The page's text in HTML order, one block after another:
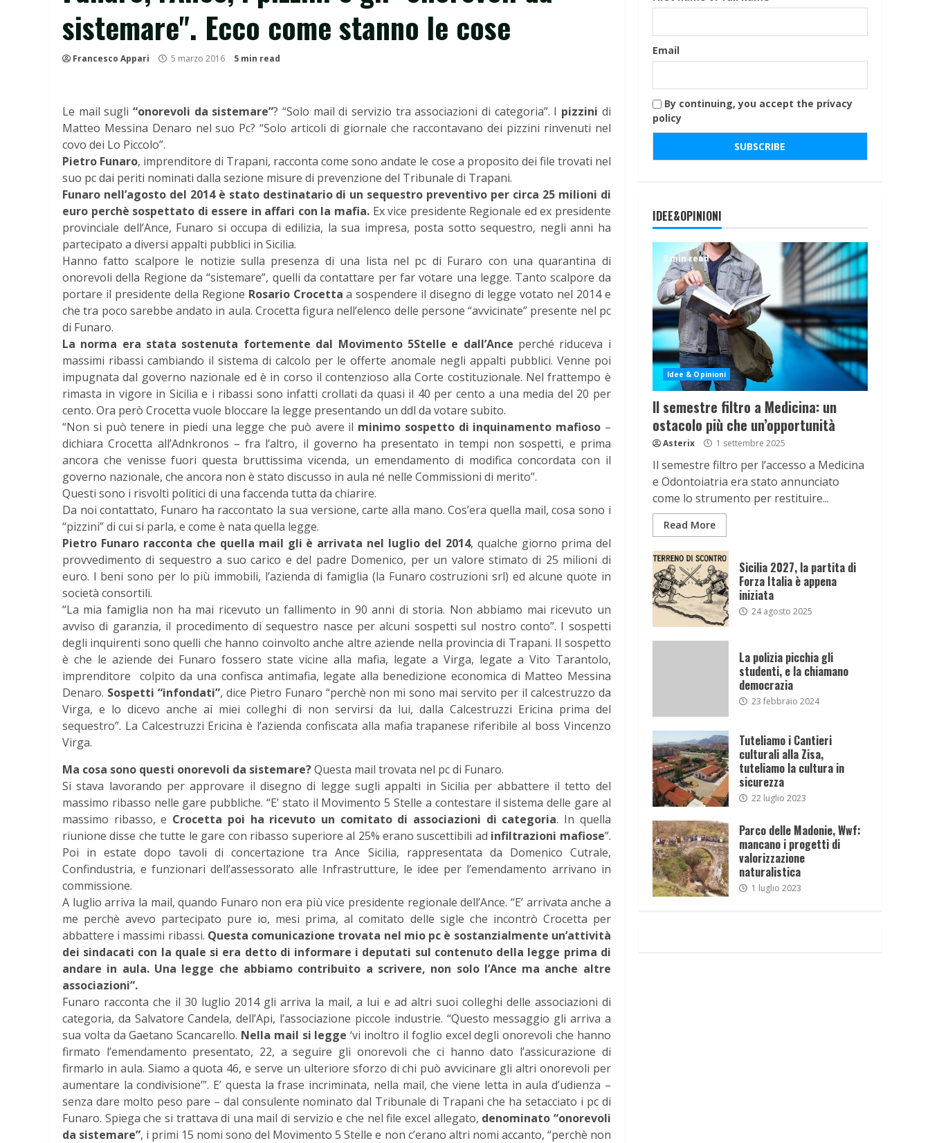
sistemare". Ecco come stanno le cose
Francesco Appari 5 marzo 2016 5 min read
Le mail sugli“onorevoli da sistemare”? “Solo mail di servizio tra associazioni di categoria”. I pizzini di
Matteo Messina Denaro nel suo Pc? “Solo articoli di giornale che raccontavano dei pizzini rinvenuti nel
covo dei Lo Piccolo”.
Pietro Funaro, imprenditore di Trapani, racconta come sono andate le cose a proposito dei file trovati nel
suo pc dai periti nominati dalla sezione misure di prevenzione del Tribunale di Trapani.
Funaro nell’agosto del 2014 è stato destinatario di un sequestro preventivo per circa 25 milioni di
euro perchè sospettato di essere in affari con la mafia.Ex vice presidente Regionale ed ex presidente
provinciale dell’Ance, Funaro si occupa di edilizia, la sua impresa, posta sotto sequestro, negli anni ha
partecipato a diversi appalti pubblici in Sicilia.
Hanno fatto scalpore le notizie sulla presenza di una lista nel pc di Furaro con una quarantina di
onorevoli della Regione da “sistemare”, quelli da contattare per far votare una legge. Tanto scalpore da
portare il presidente della Regione Rosario Crocetta a sospendere il disegno di legge votato nel 2014 e
che tra poco sarebbe andato in aula. Crocetta figura nell’elenco delle persone “avvicinate” presente nel pc
di Funaro.
La norma era stata sostenuta fortemente dal Movimento 5Stelle e dall’Ance perché riduceva i
massimi ribassi cambiando il sistema di calcolo per le offerte anomale negli appalti pubblici. Venne poi
impugnata dal governo nazionale ed è in corso il contenzioso alla Corte costituzionale. Nel frattempo è
rimasta in vigore in Sicilia e i ribassi sono infatti crollati da quasi il 40 per cento a una media del 20 per
cento. Ora però Crocetta vuole bloccare la legge presentando un ddl da votare subito.
“Non si può tenere in piedi una legge che può avere il minimo sospetto di inquinamento mafioso –
dichiara Crocetta all’Adnkronos – fra l’altro, il governo ha presentato in tempi non sospetti, e prima
ancora che venisse fuori questa bruttissima vicenda, un emendamento di modifica concordata con il
governo nazionale, che ancora non è stato discusso in aula né nelle Commissioni di merito”.
Questi sono i risvolti politici di una faccenda tutta da chiarire.
Da noi contattato, Funaro ha raccontato la sua versione, carte alla mano. Cos’era quella mail, cosa sono i
“pizzini” di cui si parla, e come è nata quella legge.
Pietro Funaro racconta che quella mail gli è arrivata nel luglio del 2014, qualche giorno prima del
provvedimento di sequestro a suo carico e del padre Domenico, per un valore stimato di 25 milioni di
euro. I beni sono per lo più immobili, l’azienda di famiglia (la Funaro costruzioni srl) ed alcune quote in
società consortili.
“La mia famiglia non ha mai ricevuto un fallimento in 90 anni di storia. Non abbiamo mai ricevuto un
avviso di garanzia, il procedimento di sequestro nasce per alcuni sospetti sul nostro conto”. I sospetti
degli inquirenti sono quelli che hanno coinvolto anche altre aziende nella provincia di Trapani. Il sospetto
è che le aziende dei Funaro fossero state vicine alla mafia, legate a Virga, legate a Vito Tarantolo,
imprenditore colpito da una confisca antimafia, legate alla benedizione economica di Matteo Messina
Denaro. Sospetti “infondati”, dice Pietro Funaro “perchè non mi sono mai servito per il calcestruzzo da
Virga, e lo dicevo anche ai miei colleghi di non servirsi da lui, dalla Calcestruzzi Ericina prima del
sequestro”. La Calcestruzzi Ericina è l’azienda confiscata alla mafia trapanese riferibile al boss Vincenzo
Virga.
Ma cosa sono questi onorevoli da sistemare?Questa mail trovata nel pc di Funaro.
Si stava lavorando per approvare il disegno di legge sugli appalti in Sicilia per abbattere il tetto del
massimo ribasso nelle gare pubbliche. “E’ stato il Movimento 5 Stelle a contestare il sistema delle gare al
massimo ribasso, e Crocetta poi ha ricevuto un comitato di associazioni di categoria. In quella
riunione disse che tutte le gare con ribasso superiore al 25% erano suscettibili ad infiltrazioni mafiose”.
Poi in estate dopo tavoli di concertazione tra Ance Sicilia, rappresentata da Domenico Cutrale,
Confindustria, e funzionari dell’assessorato alle Infrastrutture, le idee per l’emendamento arrivano in
commissione.
A luglio arriva la mail, quando Funaro non era più vice presidente regionale dell’Ance. “E’ arrivata anche a
me perchè avevo partecipato pure io, mesi prima, al comitato delle sigle che incontrò Crocetta per
abbattere i massimi ribassi. Questa comunicazione trovata nel mio pc è sostanzialmente un’attività
dei sindacati con la quale si era detto di informare i deputati sul contenuto della legge prima di
andare in aula. Una legge che abbiamo contribuito a scrivere, non solo l’Ance ma anche altre
associazioni”.
Funaro racconta che il 30 luglio 2014 gli arriva la mail, a lui e ad altri suoi colleghi delle associazioni di
categoria, da Salvatore Candela, dell’Api, l’associazione piccole industrie. “Questo messaggio gli arriva a
sua volta da Gaetano Scancarello. Nella mail si legge‘vi inoltro il foglio excel degli onorevoli che hanno
firmato l’emendamento presentato, 22, a seguire gli onorevoli che ci hanno dato l’assicurazione di
firmarlo in aula. Siamo a quota 46, e serve un ulteriore sforzo di chi può avvicinare gli altri onorevoli per
aumentare la condivisione’”. E’ questa la frase incriminata, nella mail, che viene letta in aula d’udienza –
senza dare molto peso pare – dal consulente nominato dal Tribunale di Trapani che ha setacciato i pc di
Funaro. Spiega che si trattava di una mail di servizio e che nel file excel allegato, denominato “onorevoli
da sistemare”, i primi 15 nomi sono del Movimento 5 Stelle e non c’erano altri nomi accanto, “perchè non
Email
By continuing, you accept the privacy
policy
IDEE&OPINIONI
2 min read
Idee & Opinioni
Il semestre filtro a Medicina: un
ostacolo più che un’opportunità
Asterix 1 settembre 2025
Il semestre filtro per l’accesso a Medicina
e Odontoiatria era stato annunciato
come lo strumento per restituire...
Read More
Sicilia 2027, la partita di
Forza Italia è appena
iniziata
24 agosto 2025
La polizia picchia gli
studenti, e la chiamano
democrazia
23 febbraio 2024
Tuteliamo i Cantieri
culturali alla Zisa,
tuteliamo la cultura in
sicurezza
22 luglio 2023
Parco delle Madonie, Wwf:
mancano i progetti di
valorizzazione
naturalistica
1 luglio 2023